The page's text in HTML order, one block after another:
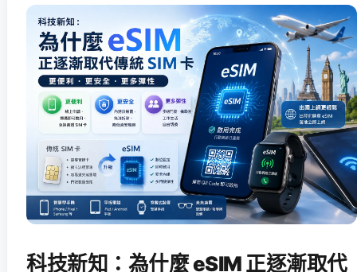
科技新知：為什麼 eSIM 正逐漸取代